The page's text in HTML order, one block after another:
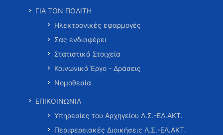
ΓΙΑ ΤΟΝ ΠΟΛΙΤΗ
Ηλεκτρονικές εφαρμογές
Σας ενδιαφέρει
Στατιστικά Στοιχεία
Κοινωνικό Έργο - Δράσεις
Νομοθεσία
ΕΠΙΚΟΙΝΩΝΙΑ
Υπηρεσίες του Αρχηγείου Λ.Σ.-ΕΛ.ΑΚΤ.
Περιφερειακές Διοικήσεις Λ.Σ.-ΕΛ.ΑΚΤ.